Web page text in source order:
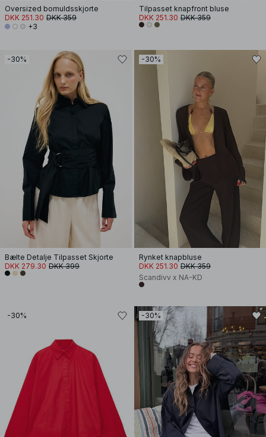
Oversized bomuldsskjorte
DKK 251.30 DKK 359
+3
Tilpasset knapfront bluse
DKK 251.30 DKK 359
-30%
Bælte Detalje Tilpasset Skjorte
DKK 279.30 DKK 399
-30%
Rynket knapbluse
DKK 251.30 DKK 359
Scandivv x NA-KD
-30% -30%